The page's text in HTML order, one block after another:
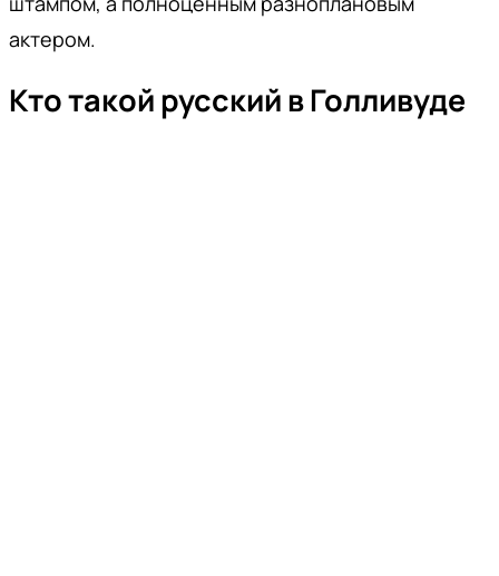
актером.
Кто такой русский в Голливуде